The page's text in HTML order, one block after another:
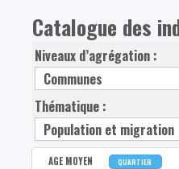
Catalogue des
Niveaux d’agrégation :
Thématique :
AGE MOYEN QUARTIER